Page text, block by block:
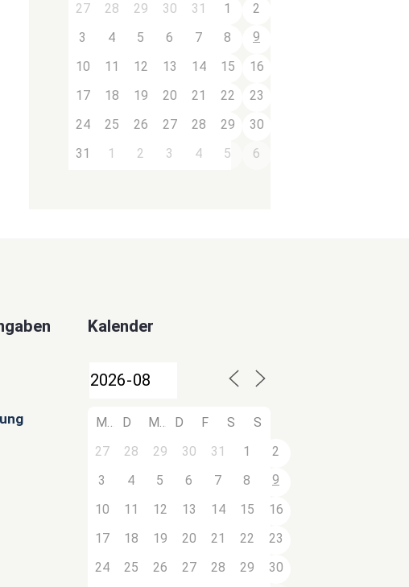
27
28 29 30 31 1
2
3
4 5 6 7 8
9
10
11 12 13 14 15
16
17
18 19 20 21 22
23
24
25 26 27 28 29
30
31
1 2 3 4 5 6
Kalender
M D M D F S
S
27
28 29 30 31 1
2
3
4 5 6 7 8
9
10
11 12 13 14 15
16
17
18 19 20 21 22
23
24
25 26 27 28 29 30